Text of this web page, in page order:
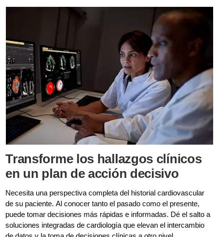
Transforme los hallazgos clínicos
en un plan de acción decisivo
Necesita una perspectiva completa del historial cardiovascular
de su paciente. Al conocer tanto el pasado como el presente,
puede tomar decisiones más rápidas e informadas. Dé el salto a
soluciones integradas de cardiología que elevan el intercambio